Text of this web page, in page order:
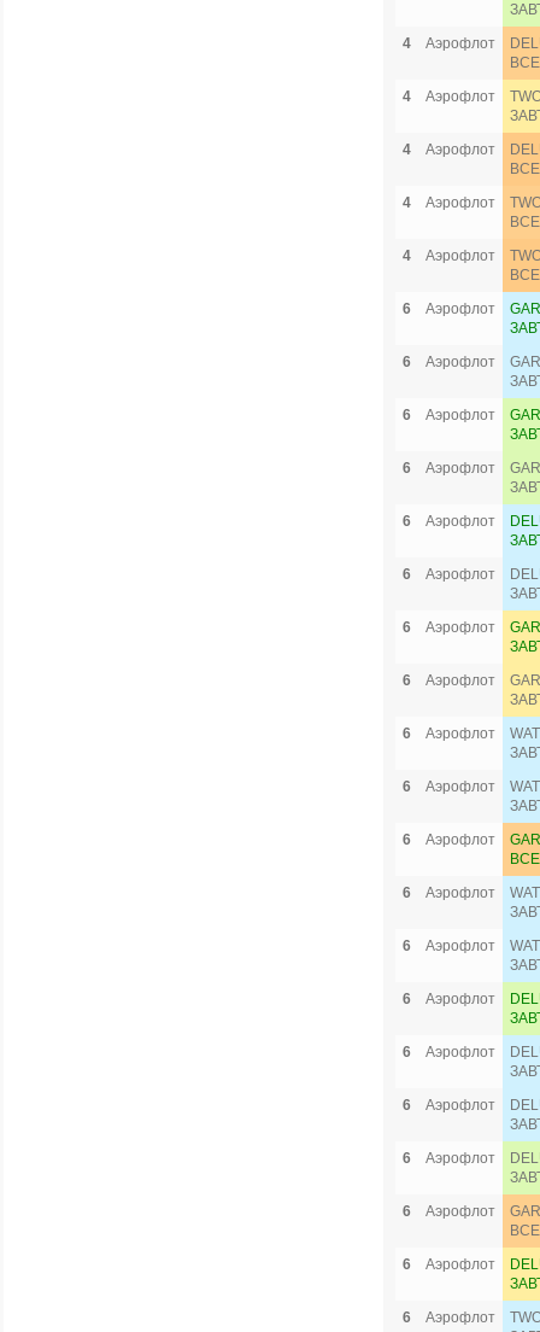
4
Аэрофлот
4
Аэрофлот
4
Аэрофлот
4
Аэрофлот
4
Аэрофлот
6
Аэрофлот
6
Аэрофлот
6
Аэрофлот
6
Аэрофлот
6
Аэрофлот
6
Аэрофлот
6
Аэрофлот
6
Аэрофлот
6
Аэрофлот
6
Аэрофлот
6
Аэрофлот
6
Аэрофлот
6
Аэрофлот
6
Аэрофлот
6
Аэрофлот
6
Аэрофлот
6
Аэрофлот
6
Аэрофлот
6
Аэрофлот
6
Аэрофлот